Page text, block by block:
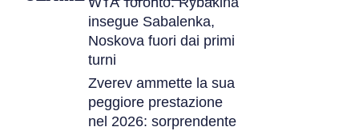
insegue Sabalenka,
Noskova fuori dai primi
turni
Zverev ammette la sua
peggiore prestazione
nel 2026: sorprendente